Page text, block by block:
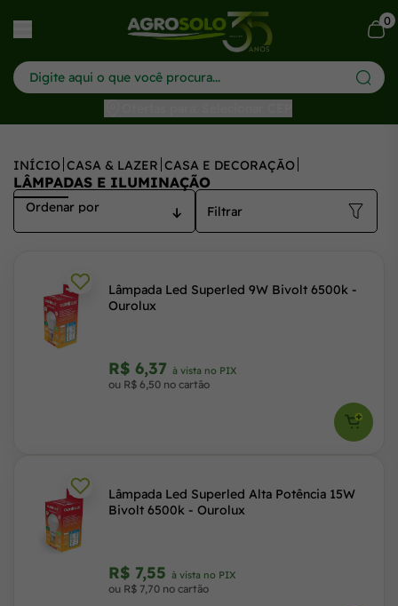
0
INÍCIO CASA & LAZER CASA E DECORAÇÃO
LÂMPADAS E ILUMINAÇÃO
Filtrar
Lâmpada Led Superled 9W Bivolt 6500k -
Ourolux
R$ 6,37 à vista no PIX
ou R$ 6,50 no cartão
Lâmpada Led Superled Alta Potência 15W
Bivolt 6500k - Ourolux
R$ 7,55 à vista no PIX
ou R$ 7,70 no cartão